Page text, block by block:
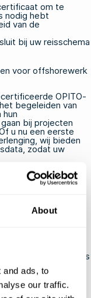
About
and ads, to
our traffic.
om te
nodig hebt
van de
bij uw reisschema
voor offshorewerk
OPITO-
begeleiden van
bij projecten
u nu een eerste
, wij bieden
zodat uw
en havens,
aanvang van de
aantal deelnemers
basis van bijna
bij elke les